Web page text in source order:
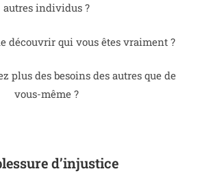
autres individus ?
découvrir qui vous êtes vraiment ?
plus des besoins des autres que de
vous-même ?
d’injustice